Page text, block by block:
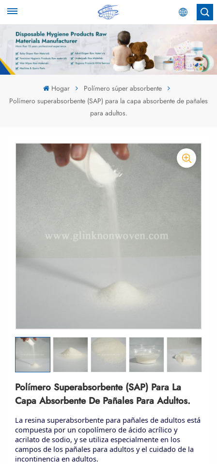
Español
English
عربي
Hogar
Polímero súper absorbente
Polímero superabsorbente (SAP) para la capa absorbente de pañales
para adultos.
Polímero Superabsorbente (SAP) Para La
Capa Absorbente De Pañales Para Adultos.
La resina superabsorbente para pañales de adultos está
compuesta por un copolímero de ácido acrílico y
acrilato de sodio, y se utiliza especialmente en los
campos de los pañales para adultos y el cuidado de la
incontinencia en adultos.